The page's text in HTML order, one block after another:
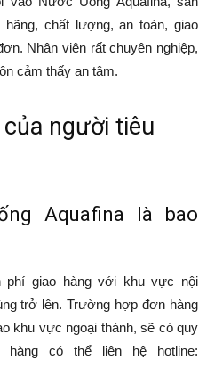
chất lượng, an toàn, giao
Nhân viên rất chuyên nghiệp,
cảm thấy an tâm.
người tiêu
Aquafina là bao
phí giao hàng với khu vực nội
trở lên. Trường hợp đơn hàng
khu vực ngoại thành, sẽ có quy
có thể liên hệ hotline: